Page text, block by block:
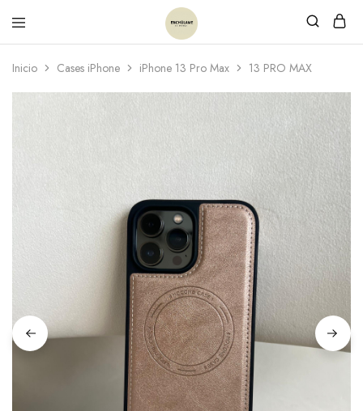
Inicio Cases iPhone iPhone 13 Pro Max 13 PRO MAX